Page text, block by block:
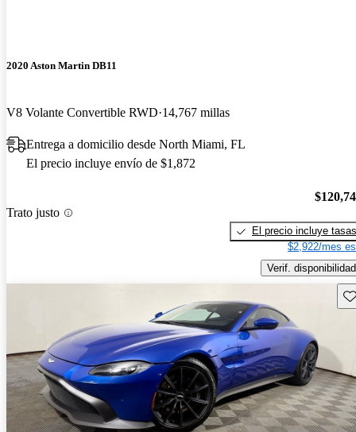
2020 Aston Martin DB11
V8 Volante Convertible RWD 14,767 millas
Entrega a domicilio desde North Miami, FL
El precio incluye envío de $1,872
Trato justo
El precio incluye tasas
$2,922/mes
Verif. disponibilidad